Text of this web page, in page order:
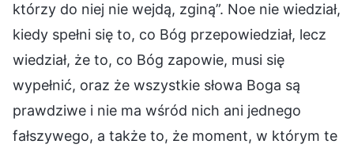
którzy do niej nie wejdą, zginą”. Noe nie wiedział,
kiedy spełni się to, co Bóg przepowiedział, lecz
wiedział, że to, co Bóg zapowie, musi się
wypełnić, oraz że wszystkie słowa Boga są
prawdziwe i nie ma wśród nich ani jednego
fałszywego, a także to, że moment, w którym te